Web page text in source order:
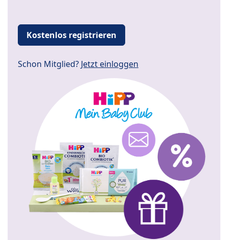
Kostenlos registrieren
Schon Mitglied? Jetzt einloggen